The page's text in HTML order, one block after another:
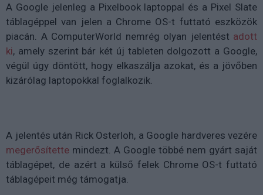
A Google jelenleg a Pixelbook laptoppal és a Pixel Slate
táblagéppel van jelen a Chrome OS-t futtató eszközök
piacán. A ComputerWorld nemrég olyan jelentést adott
ki, amely szerint bár két új tableten dolgozott a Google,
végül úgy döntött, hogy elkaszálja azokat, és a jövőben
kizárólag laptopokkal foglalkozik.
A jelentés után Rick Osterloh, a Google hardveres vezére
megerősítette mindezt. A Google többé nem gyárt saját
táblagépet, de azért a külső felek Chrome OS-t futtató
táblagépeit még támogatja.